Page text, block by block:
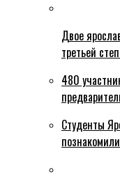
Двое
третьей
480
Студенты